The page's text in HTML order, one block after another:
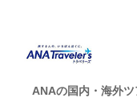
ANAの国内・海外ツ